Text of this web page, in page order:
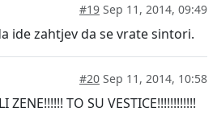
#19 Sep 11, 2014, 09:49
ide zahtjev da se vrate sintori.
#20 Sep 11, 2014, 10:58
ZENE!!!!!! TO SU VESTICE!!!!!!!!!!!!